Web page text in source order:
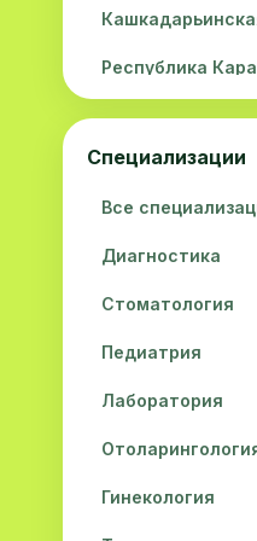
Республика
Навоийская
Джизакская
Сырдарьинская
Хорезмская
Специализации
Все
Диагностика
Стоматология
Педиатрия
Лаборатория
Гинекология